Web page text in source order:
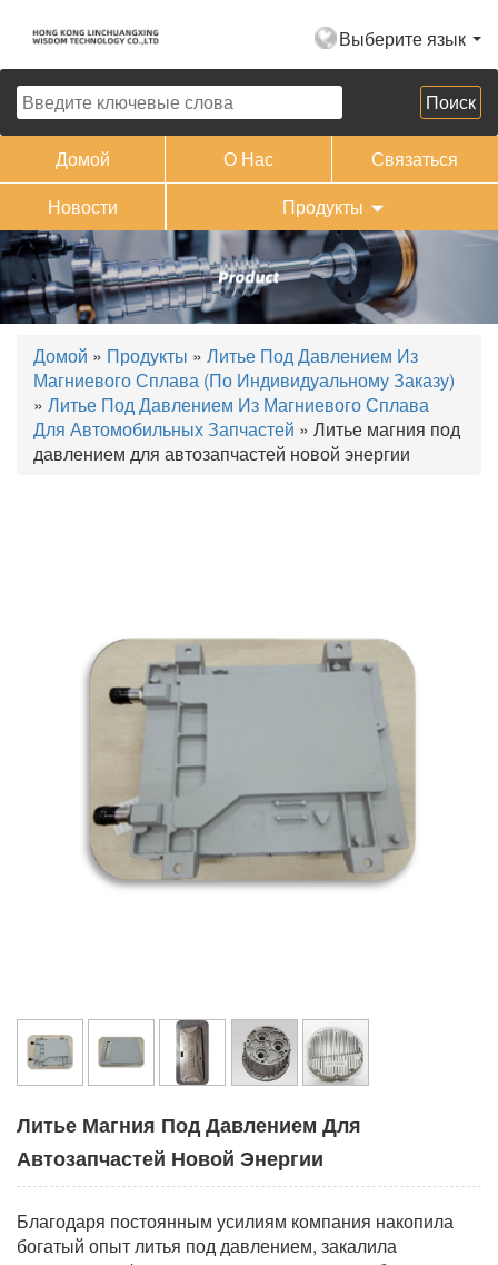
Выберите язык
Домой О Нас
Связаться
Новости
Продукты
Домой » Продукты » Литье Под Давлением Из
Магниевого Сплава (по Индивидуальному Заказу)
» Литье Под Давлением Из Магниевого Сплава
Для Автомобильных Запчастей » Литье магния под
давлением для автозапчастей новой энергии
Литье Магния Под Давлением Для
Автозапчастей Новой Энергии
Благодаря постоянным усилиям компания накопила
богатый опыт литья под давлением, закалила